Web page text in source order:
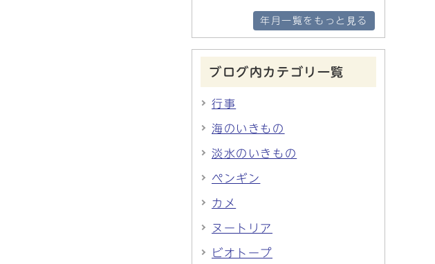
年月一覧をもっと見る
ブログ内カテゴリ一覧
行事
海のいきもの
淡水のいきもの
ペンギン
カメ
ヌートリア
ビオトープ